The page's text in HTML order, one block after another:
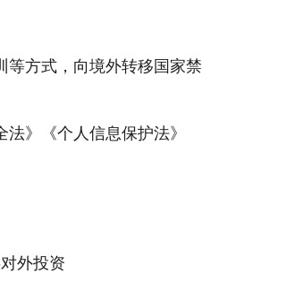
等方式，向境外转移国家禁
》《个人信息保护法》
外投资